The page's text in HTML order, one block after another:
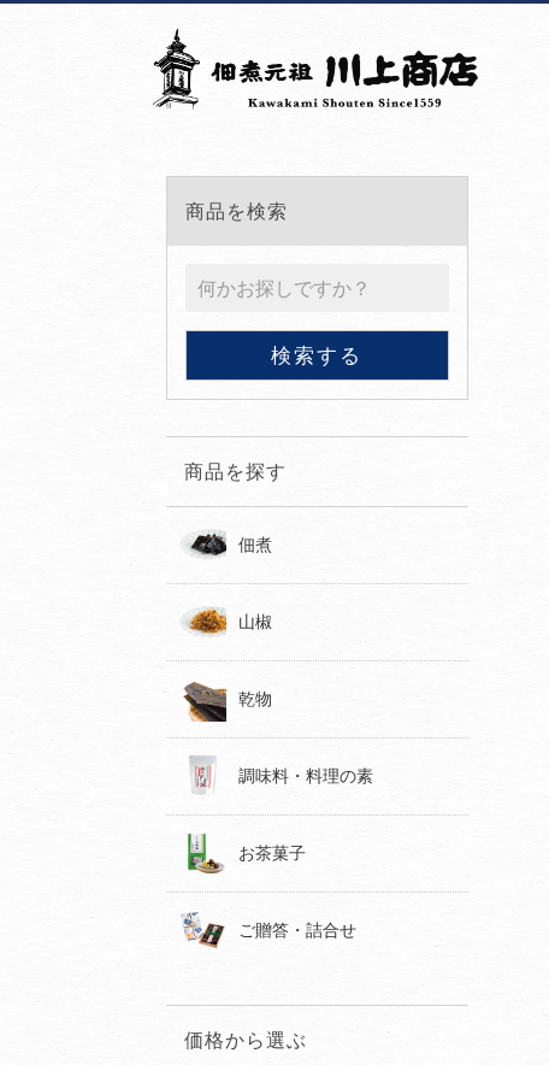
商品を検索
商品を探す
佃煮
山椒
乾物
調味料・料理の素
お茶菓子
ご贈答・詰合せ
価格から選ぶ